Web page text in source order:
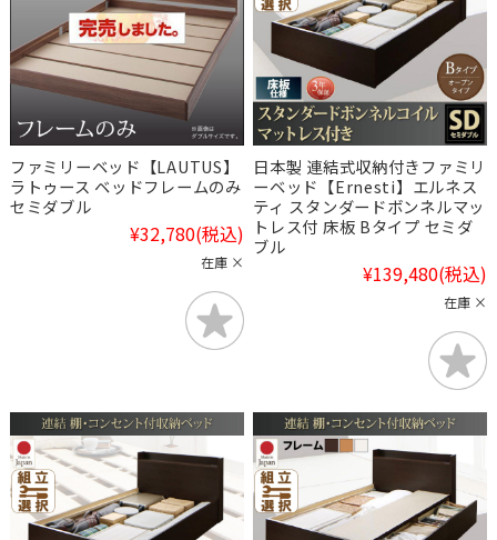
ファミリーベッド【LAUTUS】
ラトゥース ベッドフレームのみ
セミダブル
¥32,780(税込)
在庫 ×
日本製 連結式収納付きファミリ
ーベッド【Ernesti】エルネス
ティ スタンダードボンネルマッ
トレス付 床板 Bタイプ セミダ
ブル
¥139,480(税込)
在庫 ×